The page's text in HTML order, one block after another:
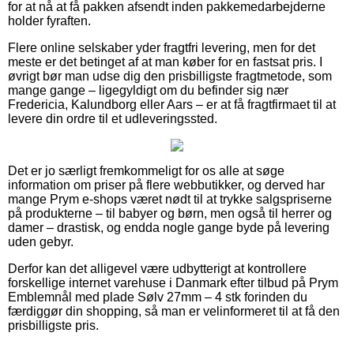
for at nå at få pakken afsendt inden pakkemedarbejderne
holder fyraften.
Flere online selskaber yder fragtfri levering, men for det
meste er det betinget af at man køber for en fastsat pris. I
øvrigt bør man udse dig den prisbilligste fragtmetode, som
mange gange – ligegyldigt om du befinder sig nær
Fredericia, Kalundborg eller Aars – er at få fragtfirmaet til at
levere din ordre til et udleveringssted.
Det er jo særligt fremkommeligt for os alle at søge
information om priser på flere webbutikker, og derved har
mange Prym e-shops været nødt til at trykke salgspriserne
på produkterne – til babyer og børn, men også til herrer og
damer – drastisk, og endda nogle gange byde på levering
uden gebyr.
Derfor kan det alligevel være udbytterigt at kontrollere
forskellige internet varehuse i Danmark efter tilbud på Prym
Emblemnål med plade Sølv 27mm – 4 stk forinden du
færdiggør din shopping, så man er velinformeret til at få den
prisbilligste pris.